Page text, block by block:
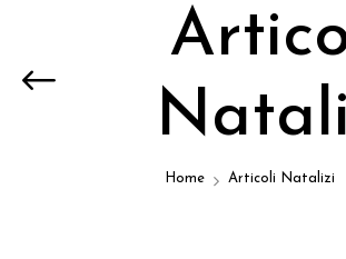
Home Articoli Natalizi